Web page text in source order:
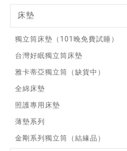
床墊
獨立筒床墊（101晚免費試睡）
台灣好眠獨立筒床墊
雅卡蒂亞獨立筒（缺貨中）
全綿床墊
照護專用床墊
薄墊系列
金剛系列獨立筒（結緣品）